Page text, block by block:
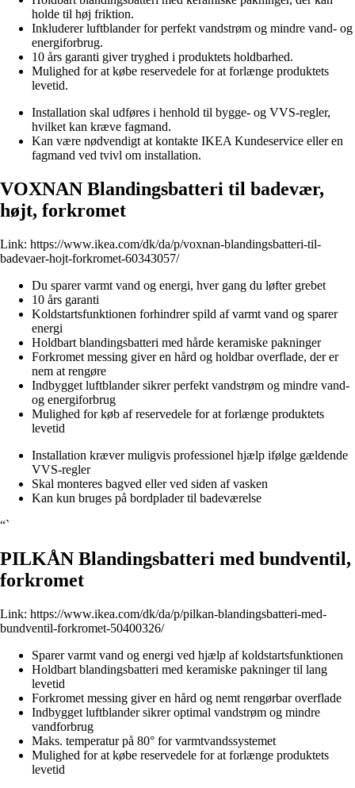
holde til høj friktion.
Inkluderer luftblander for perfekt vandstrøm og mindre vand- og
energiforbrug.
10 års garanti giver tryghed i produktets holdbarhed.
Mulighed for at købe reservedele for at forlænge produktets
levetid.
Installation skal udføres i henhold til bygge- og VVS-regler,
hvilket kan kræve fagmand.
Kan være nødvendigt at kontakte IKEA Kundeservice eller en
fagmand ved tvivl om installation.
VOXNAN Blandingsbatteri til badevær,
højt, forkromet
Link: https://www.ikea.com/dk/da/p/voxnan-blandingsbatteri-til-
badevaer-hojt-forkromet-60343057/
Du sparer varmt vand og energi, hver gang du løfter grebet
10 års garanti
Koldstartsfunktionen forhindrer spild af varmt vand og sparer
energi
Holdbart blandingsbatteri med hårde keramiske pakninger
Forkromet messing giver en hård og holdbar overflade, der er
nem at rengøre
Indbygget luftblander sikrer perfekt vandstrøm og mindre vand-
og energiforbrug
Mulighed for køb af reservedele for at forlænge produktets
levetid
Installation kræver muligvis professionel hjælp ifølge gældende
VVS-regler
Skal monteres bagved eller ved siden af vasken
Kan kun bruges på bordplader til badeværelse
“`
PILKÅN Blandingsbatteri med bundventil,
forkromet
Link: https://www.ikea.com/dk/da/p/pilkan-blandingsbatteri-med-
bundventil-forkromet-50400326/
Sparer varmt vand og energi ved hjælp af koldstartsfunktionen
Holdbart blandingsbatteri med keramiske pakninger til lang
levetid
Forkromet messing giver en hård og nemt rengørbar overflade
Indbygget luftblander sikrer optimal vandstrøm og mindre
vandforbrug
Maks. temperatur på 80° for varmtvandssystemet
Mulighed for at købe reservedele for at forlænge produktets
levetid